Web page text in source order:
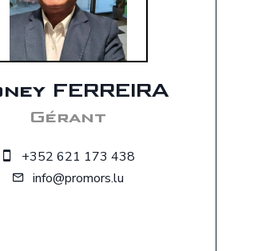
FERREIRA
Gérant
+352 621 173 438
info@promors.lu